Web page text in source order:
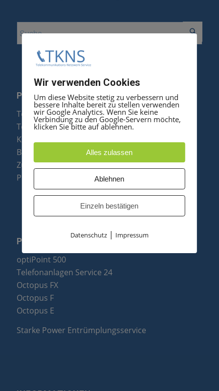
PRODUKTE
Telefonanlagen
Telefone
Konftel Konferenztelefone
Baugruppen
Zubehör & Ersatzteile
Produktzusammenfassung
PARTNER
optiPoint 500
Telefonanlagen Service 24
Octopus FX
Octopus F
Octopus E
Starke Power Entrümplungsservice
Wir verwenden Cookies
Um diese Website stetig zu verbessern und
bessere Inhalte bereit zu stellen verwenden
wir Google Analytics. Wenn Sie keine
Verbindung zu den Google-Servern möchte,
klicken Sie bitte auf ablehnen.
Alles zulassen
Ablehnen
Einzeln bestätigen
Datenschutz| Impressum